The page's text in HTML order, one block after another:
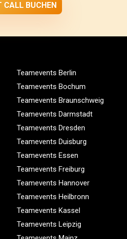
CALL BUCHEN
Teamevents Berlin
Teamevents Bochum
Teamevents Braunschweig
Teamevents Darmstadt
Teamevents Dresden
Teamevents Duisburg
Teamevents Essen
Teamevents Freiburg
Teamevents Hannover
Teamevents Heilbronn
Teamevents Kassel
Teamevents Leipzig